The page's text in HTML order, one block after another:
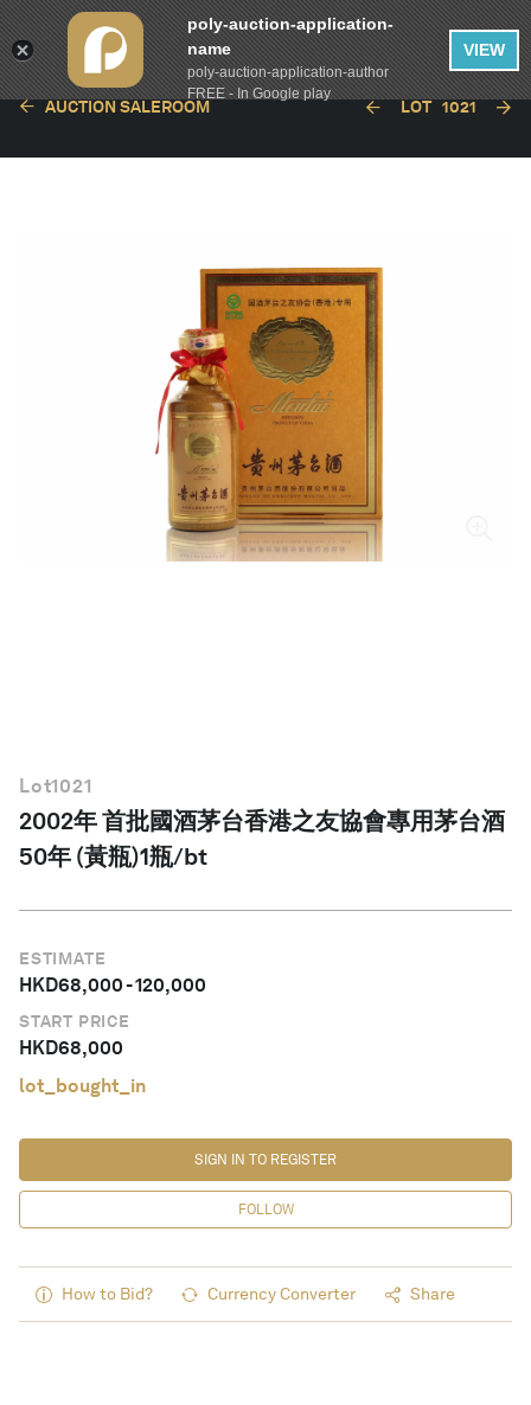
AUCTION SALEROOM LOT 1021
Lot1021
2002年 首批國酒茅台香港之友協會專用茅台酒
50年 (黃瓶)1瓶/bt
ESTIMATE
HKD68,000-120,000
START PRICE
HKD68,000
lot_bought_in
FOLLOW
SIGN IN TO REGISTER
How to Bid? Currency Converter Share
poly-auction-application-
name
poly-auction-application-author
FREE - In Google play
VIEW